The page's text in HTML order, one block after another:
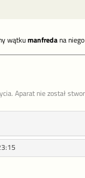
wątkumanfredana
Aparat nie został